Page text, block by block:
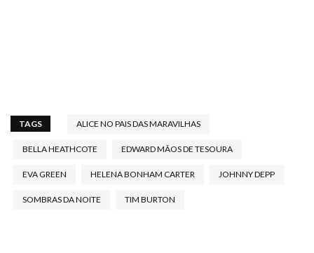
TAGS ALICE NO PAIS DAS MARAVILHAS
BELLA HEATHCOTE EDWARD MÃOS DE TESOURA
EVA GREEN HELENA BONHAM CARTER JOHNNY DEPP
SOMBRAS DA NOITE TIM BURTON